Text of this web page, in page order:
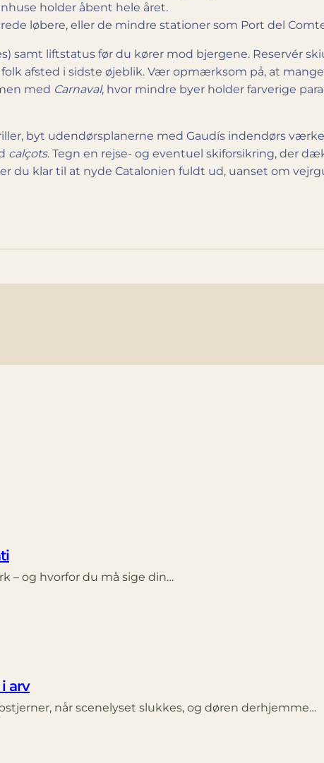
holder åbent hele året.
løbere, eller de mindre stationer som Port del
samt liftstatus før du kører mod bjergene. Reservér
afsted i sidste øjeblik. Vær opmærksom på, at
med Carnaval, hvor mindre byer holder farverige
byt udendørsplanerne med Gaudís indendørs
calçots. Tegn en rejse- og eventuel ski­forsikring, der
du klar til at nyde Catalonien fuldt ud, uanset om
– og hvorfor du må sige din…
arv
når scenelyset slukkes, og døren derhjemme…